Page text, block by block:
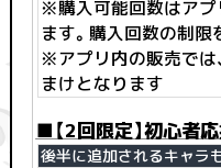
※購入可能回数はアプ
ます。購入回数の制
※アプリ内の販売では
まけとなります
■【2回限定】初心者
後半に追加されるキャラ